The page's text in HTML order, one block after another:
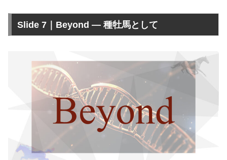
Slide 7｜Beyond — 種牡馬として